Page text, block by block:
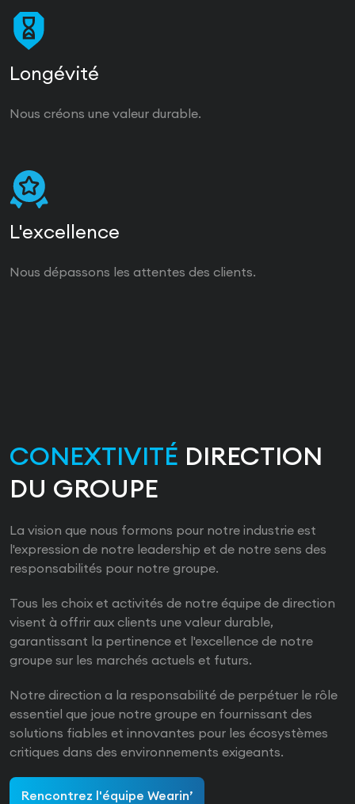
Longévité
Nous créons une valeur durable.
L'excellence
Nous dépassons les attentes des clients.
CONEXTIVITÉ DIRECTION
DU GROUPE
La vision que nous formons pour notre industrie est
l'expression de notre leadership et de notre sens des
responsabilités pour notre groupe.
Tous les choix et activités de notre équipe de direction
visent à offrir aux clients une valeur durable,
garantissant la pertinence et l'excellence de notre
groupe sur les marchés actuels et futurs.
Notre direction a la responsabilité de perpétuer le rôle
essentiel que joue notre groupe en fournissant des
solutions fiables et innovantes pour les écosystèmes
critiques dans des environnements exigeants.
Rencontrez l'équipe Wearin’